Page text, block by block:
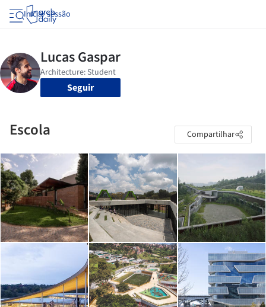
Iniciar sessão
Seguir
Escola Compartilhar